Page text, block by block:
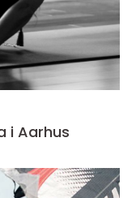
i Aarhus